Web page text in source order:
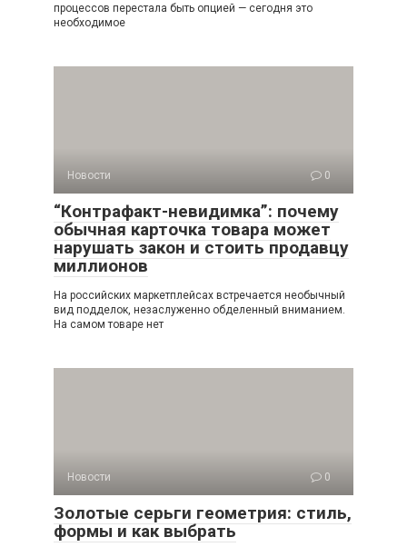
процессов перестала быть опцией — сегодня это
необходимое
Новости 0
“Контрафакт-невидимка”: почему
обычная карточка товара может
нарушать закон и стоить продавцу
миллионов
На российских маркетплейсах встречается необычный
вид подделок, незаслуженно обделенный вниманием.
На самом товаре нет
Новости 0
Золотые серьги геометрия: стиль,
формы и как выбрать